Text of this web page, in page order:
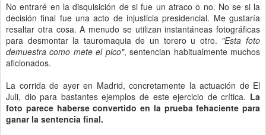
No entraré en la disquisición de si fue un atraco o no. No se si la
decisión final fue una acto de injusticia presidencial. Me gustaría
resaltar otra cosa. A menudo se utilizan instantáneas fotográficas
para desmontar la tauromaquia de un torero u otro. "Esta foto
demuestra como mete el pico", sentencian habitualmente muchos
aficionados.
La corrida de ayer en Madrid, concretamente la actuación de El
Juli, dio para bastantes ejemplos de este ejercicio de crítica. La
foto parece haberse convertido en la prueba fehaciente para
ganar la sentencia final.